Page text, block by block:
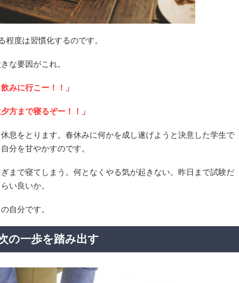
程度は習慣化するのです。
な要因がこれ。
みに行こー！！」
方まで寝るぞー！！」
息をとります。春休みに何かを成し遂げようと決意した学生で
分を甘やかすのです。
まで寝てしまう。何となくやる気が起きない。昨日まで試験だ
い良いか。
自分です。
の一歩を踏み出す